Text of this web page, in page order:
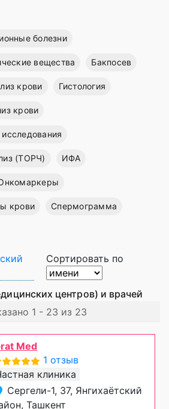
болезни
вещества Бакпосев
крови Гистология
крови
(ТОРЧ) ИФА
крови Спермограмма
Сортировать по
центров) и врачей
1 - 23 из 23
Med
1 отзыв
клиника
Сергели-1, 37, Янгихаётский
Ташкент